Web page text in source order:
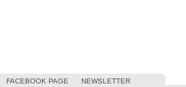
FACEBOOK PAGE NEWSLETTER